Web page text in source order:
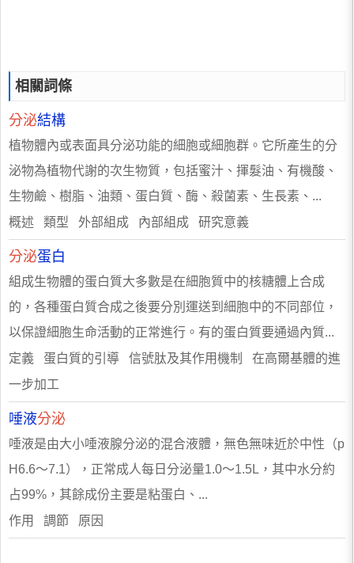
相關詞條
分泌結構
植物體內或表面具分泌功能的細胞或細胞群。它所產生的分
泌物為植物代謝的次生物質，包括蜜汁、揮髮油、有機酸、
生物鹼、樹脂、油類、蛋白質、酶、殺菌素、生長素、...
概述 類型 外部組成 內部組成 研究意義
分泌蛋白
組成生物體的蛋白質大多數是在細胞質中的核糖體上合成
的，各種蛋白質合成之後要分別運送到細胞中的不同部位，
以保證細胞生命活動的正常進行。有的蛋白質要通過內質...
定義 蛋白質的引導 信號肽及其作用機制 在高爾基體的進
一步加工
唾液分泌
唾液是由大小唾液腺分泌的混合液體，無色無味近於中性（p
H6.6～7.1），正常成人每日分泌量1.0～1.5L，其中水分約
占99%，其餘成份主要是粘蛋白、...
作用 調節 原因